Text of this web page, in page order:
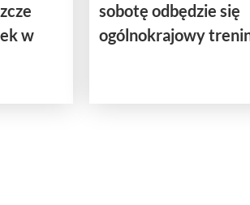
w
sobotę odbędzie się
ogólnokrajowy